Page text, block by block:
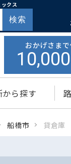
クス
検索
おかげさま
10,000
から探す
船橋市 貸倉庫